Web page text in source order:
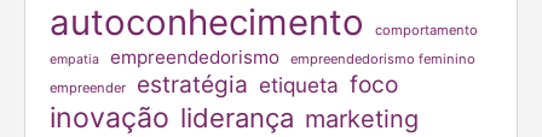
autoconhecimento comportamento
empatia empreendedorismo
empreendedorismo feminino
empreender
estratégia etiqueta foco
inovação liderança marketing